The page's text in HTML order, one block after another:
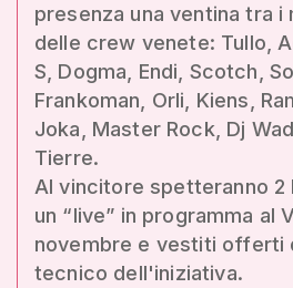
presenza una ventina tra i
delle crew venete: Tullo,
S, Dogma, Endi, Scotch,
Frankoman, Orli, Kiens,
Joka, Master Rock, Dj
Tierre.
Al vincitore spetteranno
un “live” in programma al
novembre e vestiti offerti
tecnico dell'iniziativa.